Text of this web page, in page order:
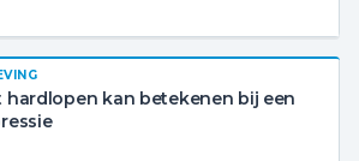
hardlopen kan betekenen bij een